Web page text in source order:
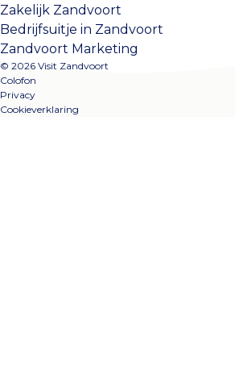
Zakelijk Zandvoort
Bedrijfsuitje in Zandvoort
Zandvoort Marketing
© 2026 Visit Zandvoort
Colofon
Privacy
Cookieverklaring